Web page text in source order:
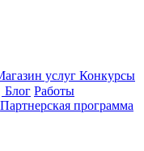
услуг Конкурсы
Блог Работы
Партнерская программа